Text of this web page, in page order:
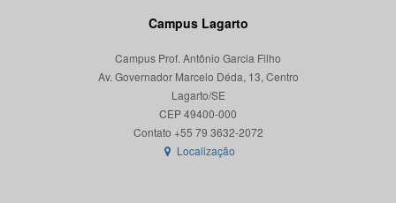
Campus Lagarto
Campus Prof. Antônio Garcia Filho
Av. Governador Marcelo Déda, 13, Centro
Lagarto/SE
CEP 49400-000
Localização